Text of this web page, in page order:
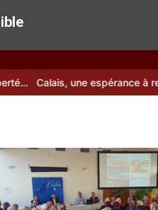
Calais, une espérance à